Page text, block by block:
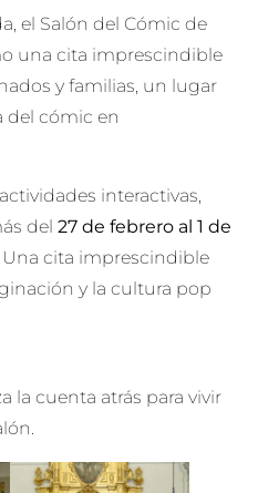
el Salón del Cómic de
una cita imprescindible
y familias, un lugar
del cómic en
interactivas,
del27 de febrero al 1 de
. Una cita imprescindible
y la cultura pop
la cuenta atrás para vivir